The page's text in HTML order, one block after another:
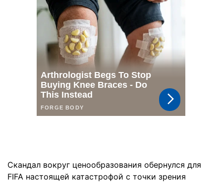
Скандал вокруг ценообразования обернулся для
FIFA настоящей катастрофой с точки зрения